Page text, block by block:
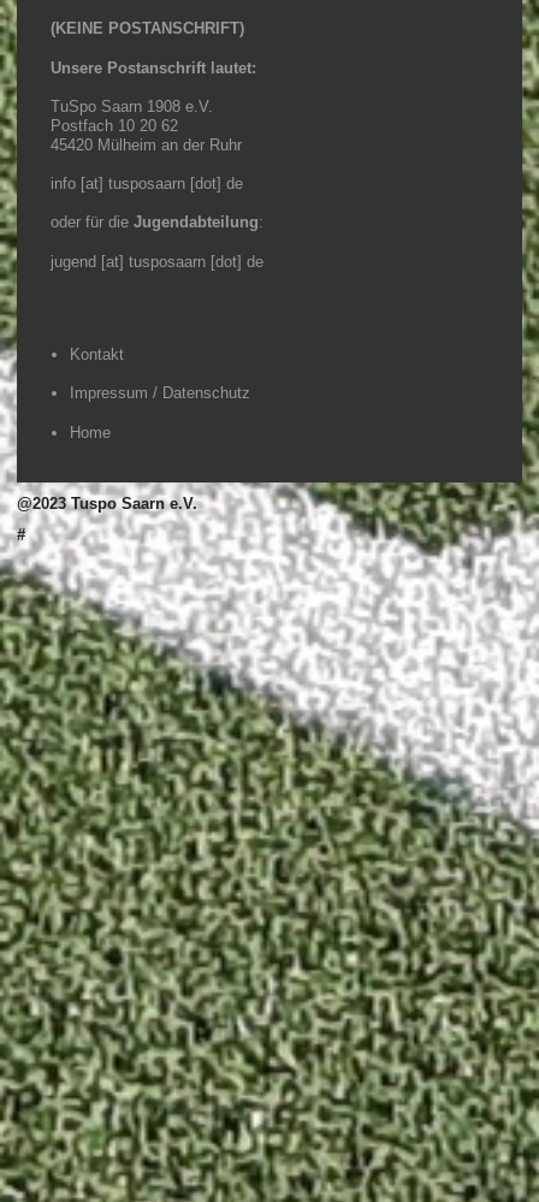
(KEINE POSTANSCHRIFT)
Unsere Postanschrift lautet:
TuSpo Saarn 1908 e.V.
Postfach 10 20 62
45420 Mülheim an der Ruhr
info [at] tusposaarn [dot] de
oder für die Jugendabteilung:
jugend [at] tusposaarn [dot] de
Kontakt
Impressum / Datenschutz
Home
@2023 Tuspo Saarn e.V.
#